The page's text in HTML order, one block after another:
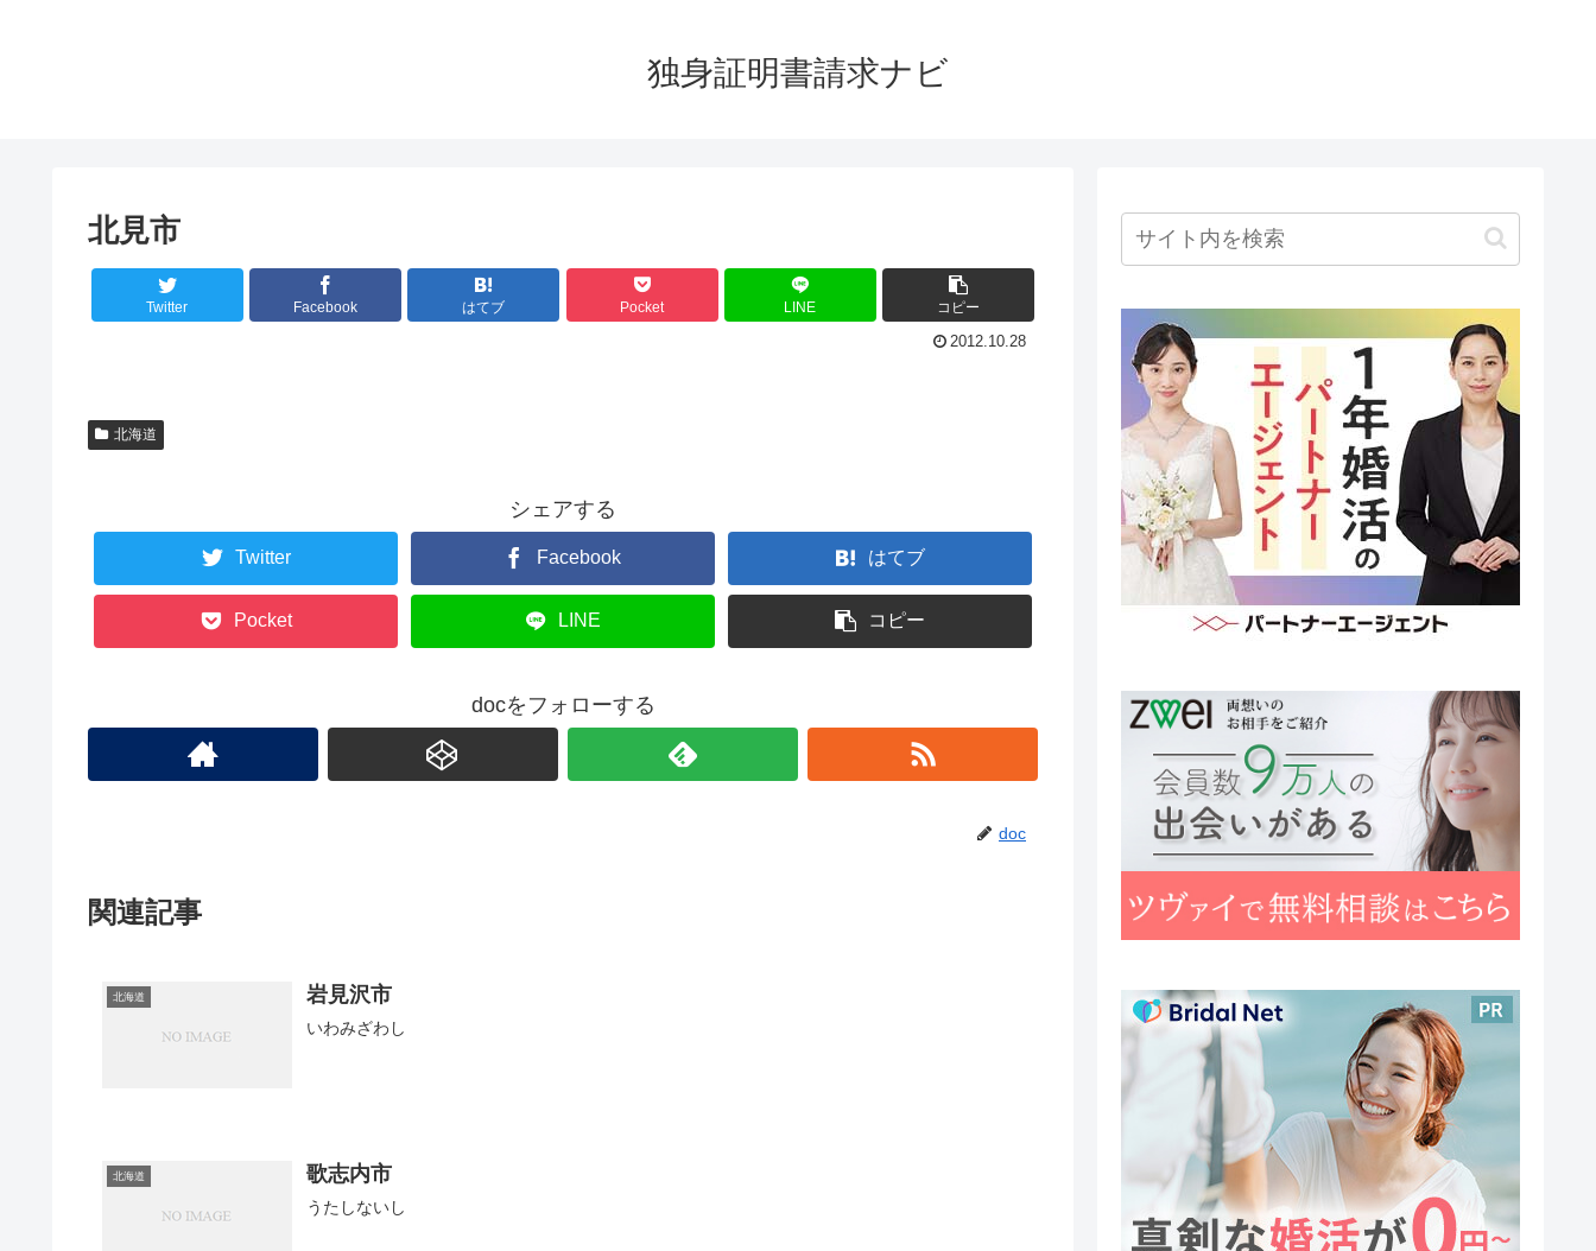
独身証明書請求ナビ
北見市
Twitter Facebook はてブ Pocket LINE コピー
2012.10.28
北海道
シェアする
Twitter Facebook はてブ
Pocket LINE コピー
docをフォローする
doc
関連記事
北海道 岩見沢市
いわみざわし
北海道 歌志内市
うたしないし